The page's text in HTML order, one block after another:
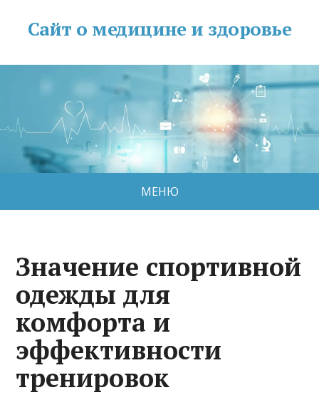
Сайт о медицине и здоровье
МЕНЮ
Значение спортивной
одежды для
комфорта и
эффективности
тренировок